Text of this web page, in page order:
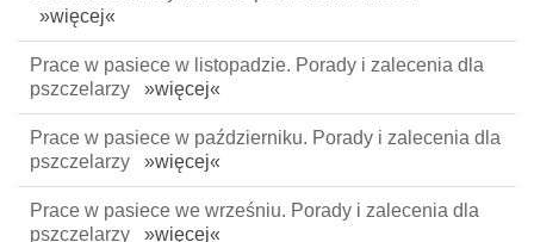
»więcej«
Prace w pasiece w listopadzie. Porady i zalecenia dla
pszczelarzy »więcej«
Prace w pasiece w październiku. Porady i zalecenia dla
pszczelarzy »więcej«
Prace w pasiece we wrześniu. Porady i zalecenia dla
pszczelarzy »więcej«